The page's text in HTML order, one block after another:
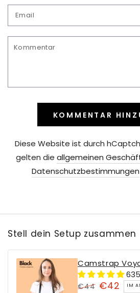
Email
Kommentar
KOMMENTAR
Diese Website ist durch
gelten die allgemeinen
Datenschutzbestimmungen
Stell dein Setup zusammen
Camstrap
€44 €42 IM